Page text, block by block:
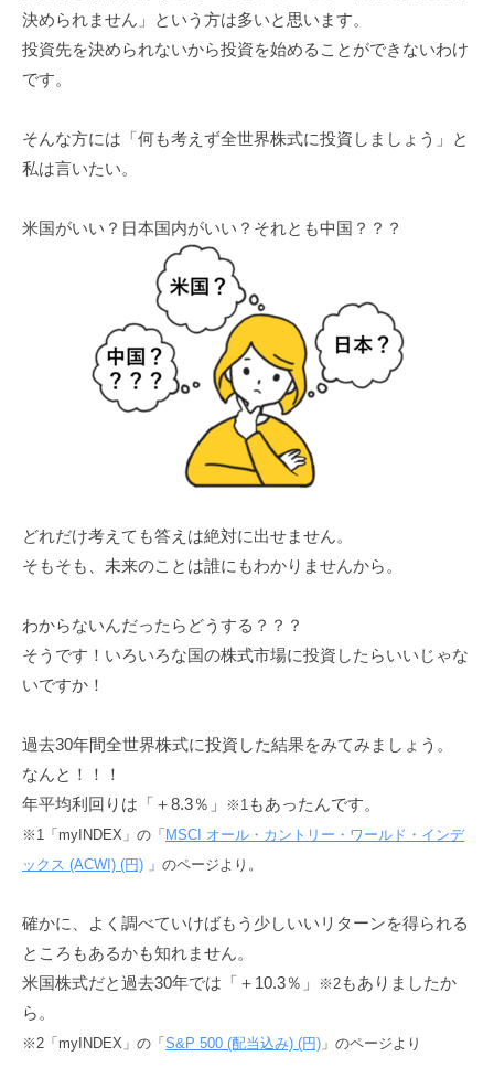
決められません」という方は多いと思います。
投資先を決められないから投資を始めることができないわけ
です。
そんな方には「何も考えず全世界株式に投資しましょう」と
私は言いたい。
米国がいい？日本国内がいい？それとも中国？？？
どれだけ考えても答えは絶対に出せません。
そもそも、未来のことは誰にもわかりませんから。
わからないんだったらどうする？？？
そうです！いろいろな国の株式市場に投資したらいいじゃな
いですか！
過去30年間全世界株式に投資した結果をみてみましょう。
なんと！！！
年平均利回りは「＋8.3％」
※1 もあったんです。
※1「myINDEX」の「MSCI オール・カントリー・ワールド・インデ
ックス (ACWI) (円) 」のページより。
確かに、よく調べていけばもう少しいいリターンを得られる
ところもあるかも知れません。
米国株式だと過去30年では「＋10.3％」
※2 もありましたか
ら。
※2「myINDEX」の「S&P 500 (配当込み) (円) 」のページより